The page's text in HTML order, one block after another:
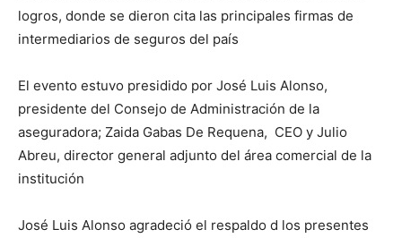
logros, donde se dieron cita las principales firmas de
intermediarios de seguros del país
El evento estuvo presidido por José Luis Alonso,
presidente del Consejo de Administración de la
aseguradora; Zaida Gabas De Requena, CEO y Julio
Abreu, director general adjunto del área comercial de la
institución
José Luis Alonso agradeció el respaldo d los presentes